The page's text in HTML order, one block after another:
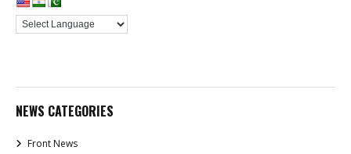
NEWS CATEGORIES
Front News